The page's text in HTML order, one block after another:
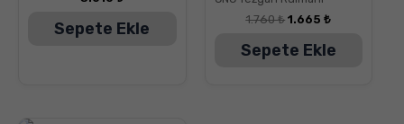
Sepete Ekle
1.760₺ 1.665₺
Sepete Ekle